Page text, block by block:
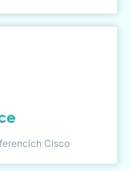
Cisco